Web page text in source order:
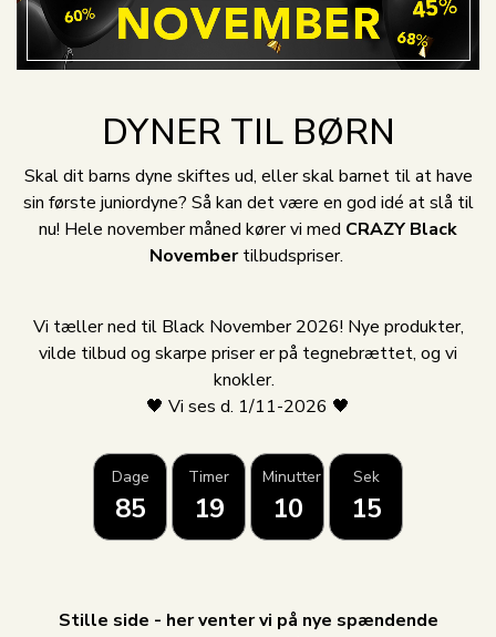
DYNER TIL BØRN
Skal dit barns dyne skiftes ud, eller skal barnet til at have
sin første juniordyne? Så kan det være en god idé at slå til
nu! Hele november måned kører vi med CRAZY Black
Novembertilbudspriser.
Vi tæller ned til Black November 2026! Nye produkter,
vilde tilbud og skarpe priser er på tegnebrættet, og vi
knokler.
🖤 Vi ses d. 1/11-2026 🖤
Dage
85
Timer
19
Minutter
10
Sek
15
Stille side - her venter vi på nye spændende